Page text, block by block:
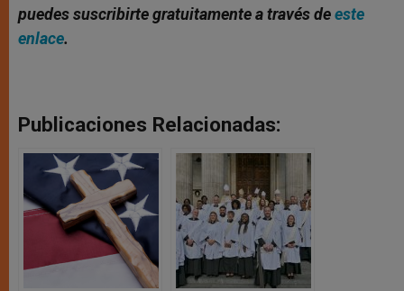
puedes suscribirte gratuitamente a través deeste
enlace.
Publicaciones Relacionadas: